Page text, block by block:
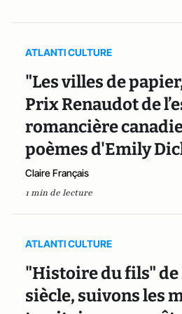
ATLANTI CULTURE
"Les villes de
Prix Renaudot de
romancière
poèmes d'Emily
Claire Français
1 min de lecture
ATLANTI CULTURE
"Histoire du fils" de
siècle, suivons les